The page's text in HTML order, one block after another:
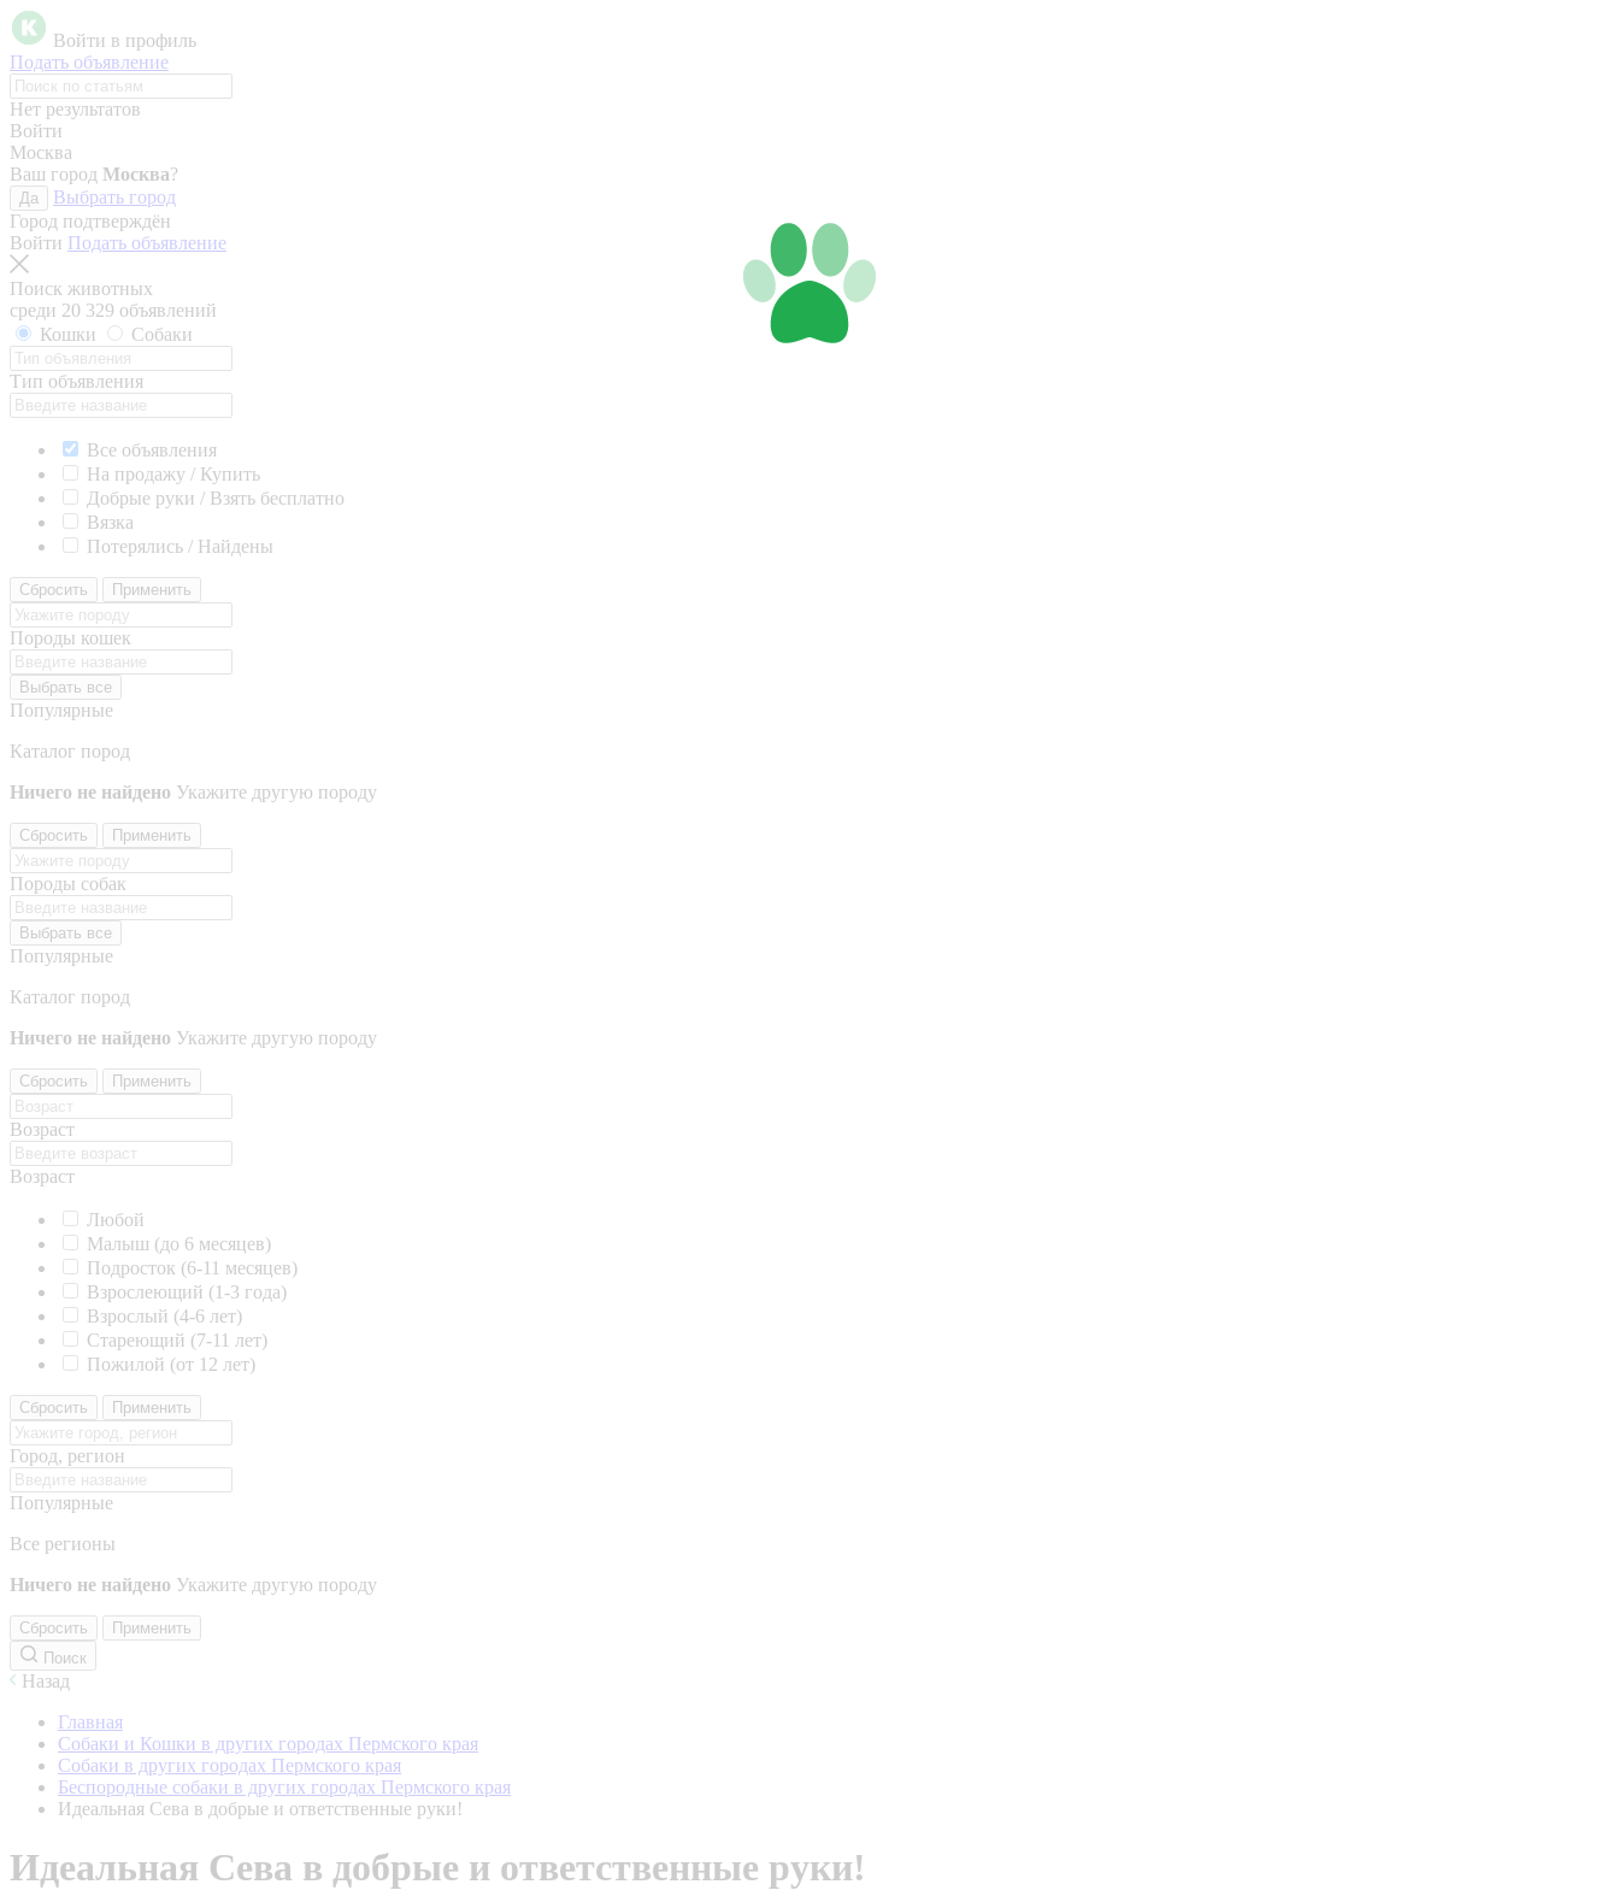
Войти в профиль
Подать объявление
Нет результатов
Войти
Москва
Ваш город Москва?
Да
Выбрать город
Город подтверждён
Войти Подать объявление
Поиск животных
среди 20 329 объявлений
Кошки
Собаки
Тип объявления
Все объявления
На продажу / Купить
Добрые руки / Взять бесплатно
Вязка
Потерялись / Найдены
Сбросить Применить
Породы кошек
Выбрать все
Популярные
Каталог пород
Ничего не найдено Укажите другую породу
Сбросить Применить
Породы собак
Выбрать все
Популярные
Каталог пород
Ничего не найдено Укажите другую породу
Сбросить Применить
Возраст
Возраст
Любой
Малыш (до 6 месяцев)
Подросток (6-11 месяцев)
Взрослеющий (1-3 года)
Взрослый (4-6 лет)
Стареющий (7-11 лет)
Пожилой (от 12 лет)
Сбросить Применить
Город, регион
Популярные
Все регионы
Ничего не найдено Укажите другую породу
Сбросить
Применить
Поиск
Назад
Главная
Собаки и Кошки в других городах Пермского края
Собаки в других городах Пермского края
Беспородные собаки в других городах Пермского края
Идеальная Сева в добрые и ответственные руки!
Идеальная Сева в добрые и ответственные руки!